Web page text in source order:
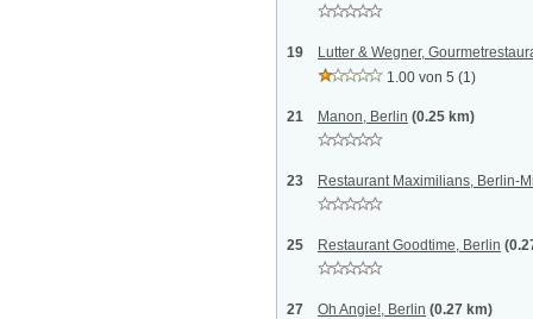
19
Lutter & Wegner,
1.00 von 5 (1)
21 Manon, Berlin (0.25 km)
23 Restaurant Maximilians, Berlin-
25 Restaurant Goodtime, Berlin
27 Oh Angie!, Berlin (0.27 km)